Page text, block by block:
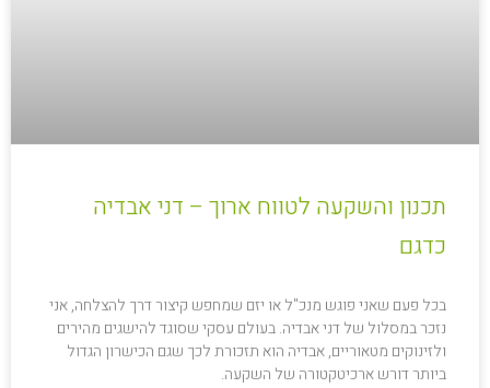
תכנון והשקעה לטווח ארוך – דני אבדיה
כדגם
בכל פעם שאני פוגש מנכ"ל או יזם שמחפש קיצור דרך להצלחה, אני
נזכר במסלול של דני אבדיה. בעולם עסקי שסוגד להישגים מהירים
ולזינוקים מטאוריים, אבדיה הוא תזכורת לכך שגם הכישרון הגדול
ביותר דורש ארכיטקטורה של השקעה.